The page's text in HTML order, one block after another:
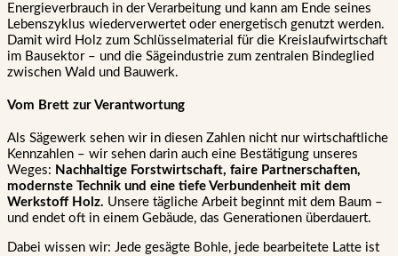
Energieverbrauch in der Verarbeitung und kann am Ende seines
Lebenszyklus wiederverwertet oder energetisch genutzt werden.
Damit wird Holz zum Schlüsselmaterial für die Kreislaufwirtschaft
im Bausektor – und die Sägeindustrie zum zentralen Bindeglied
zwischen Wald und Bauwerk.
Vom Brett zur Verantwortung
Als Sägewerk sehen wir in diesen Zahlen nicht nur wirtschaftliche
Kennzahlen – wir sehen darin auch eine Bestätigung unseres
Weges: Nachhaltige Forstwirtschaft, faire Partnerschaften,
modernste Technik und eine tiefe Verbundenheit mit dem
Werkstoff Holz. Unsere tägliche Arbeit beginnt mit dem Baum –
und endet oft in einem Gebäude, das Generationen überdauert.
Dabei wissen wir: Jede gesägte Bohle, jede bearbeitete Latte ist